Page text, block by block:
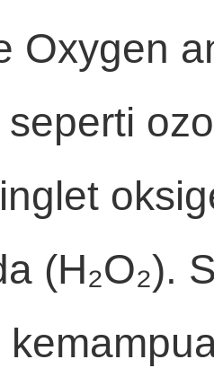
Oxygen
(H₂O₂).